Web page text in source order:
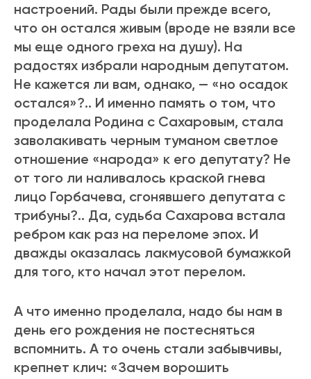
настроений. Рады были прежде всего,
что он остался живым (вроде не взяли все
мы еще одного греха на душу). На
радостях избрали народным депутатом.
Не кажется ли вам, однако, — «но осадок
остался»?.. И именно память о том, что
проделала Родина с Сахаровым, стала
заволакивать черным туманом светлое
отношение «народа» к его депутату? Не
от того ли наливалось краской гнева
лицо Горбачева, сгонявшего депутата с
трибуны?.. Да, судьба Сахарова встала
ребром как раз на переломе эпох. И
дважды оказалась лакмусовой бумажкой
для того, кто начал этот перелом.
А что именно проделала, надо бы нам в
день его рождения не постесняться
вспомнить. А то очень стали забывчивы,
крепнет клич: «Зачем ворошить